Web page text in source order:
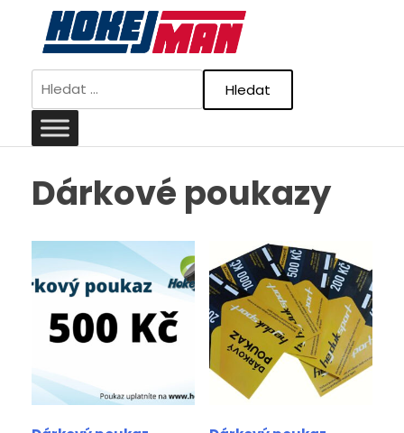
content
Vyhledávání
Dárkové poukazy